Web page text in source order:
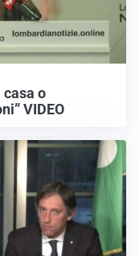
casa o
VIDEO